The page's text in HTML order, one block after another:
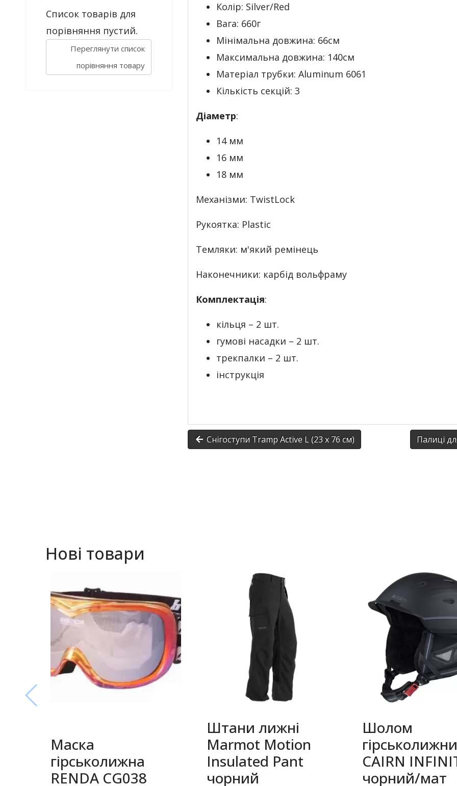
Список товарів для
порівняння пустий.
Переглянути список
порівняння товару
Колір: Silver/Red
Вага: 660г
Мінімальна довжина: 66см
Максимальна довжина: 140см
Матеріал трубки: Aluminum 6061
Кількість секцій: 3
Діаметр:
14 мм
16 мм
18 мм
Механізми: TwistLock
Рукоятка: Plastic
Темляки: м'який ремінець
Наконечники: карбід вольфраму
Комплектація:
кільця – 2 шт.
гумові насадки – 2 шт.
трекпалки – 2 шт.
інструкція
Снігоступи Tramp Active L (23 х 76 см) Палиці
Нові товари
Маска
гірськолижна
RENDA CG038
Штани лижні
Marmot Motion
Insulated Pant
чорний
Шолом
CAIRN
чорний/мат